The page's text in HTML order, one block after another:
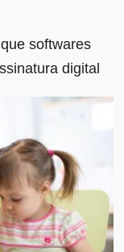
softwares
digital